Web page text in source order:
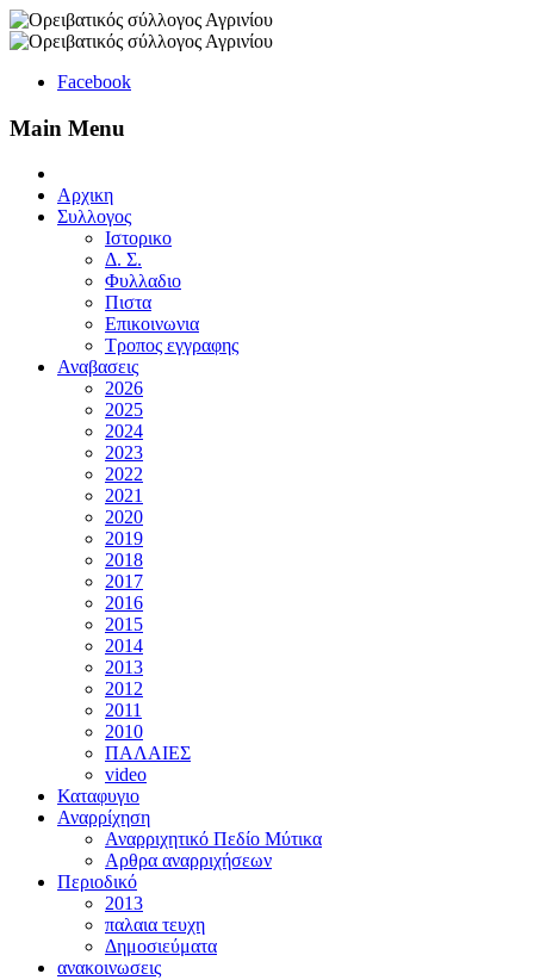
Facebook
Main Menu
Αρχικη
Συλλογος
Ιστορικο
Δ. Σ.
Φυλλαδιο
Πιστα
Επικοινωνια
Τροπος εγγραφης
Αναβασεις
2026
2025
2024
2023
2022
2021
2020
2019
2018
2017
2016
2015
2014
2013
2012
2011
2010
ΠΑΛΑΙΕΣ
video
Καταφυγιο
Αναρρίχηση
Αναρριχητικό Πεδίο Μύτικα
Αρθρα αναρριχήσεων
Περιοδικό
2013
παλαια τευχη
Δημοσιεύματα
ανακοινωσεις